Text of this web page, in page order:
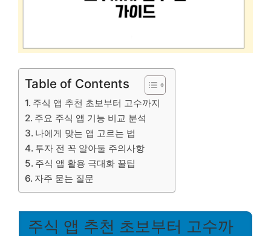
Table of Contents
주식 앱 추천 초보부터 고수까지
주요 주식 앱 기능 비교 분석
나에게 맞는 앱 고르는 법
투자 전 꼭 알아둘 주의사항
주식 앱 활용 극대화 꿀팁
자주 묻는 질문
주식 앱 추천 초보부터 고수까